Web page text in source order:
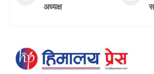
अध्यक्ष